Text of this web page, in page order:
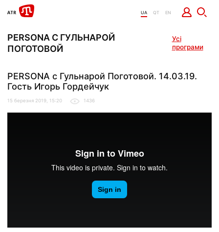
UA QT EN
PERSONA С ГУЛЬНАРОЙ
ПОГОТОВОЙ
Усі
програми
PERSONA с Гульнарой Поготовой. 14.03.19.
Гость Игорь Гордейчук
15 березня 2019, 15:20 1436